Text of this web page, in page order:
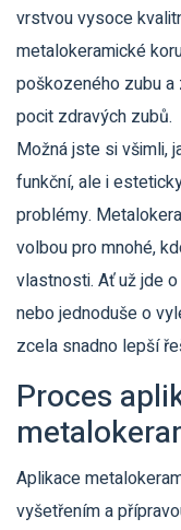
vrstvou vysoce
metalokeramické
poškozeného zubu
pocit zdravých zubů.
Možná jste si všimli,
funkční, ale i
problémy.
volbou pro mnohé,
vlastnosti. Ať už jde
nebo jednoduše o
zcela snadno lepší
Proces
Aplikace
vyšetřením a